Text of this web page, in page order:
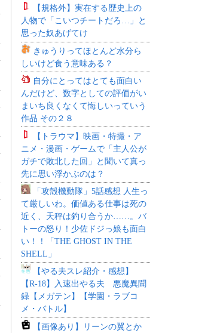
【規格外】実在する歴史上の
人物で「こいつチートだろ…」と
思った奴あげてけ
きゅうりってほとんど水分ら
しいけど食う意味ある？
自分にとってはとても面白い
んだけど、数字としての評価がい
まいち良くなくて悔しいっていう
作品 その２８
【トラウマ】映画・特撮・ア
ニメ・漫画・ゲームで「主人公が
ガチで敗北した回」と聞いて真っ
先に思い浮かぶのは？
「攻殻機動隊」5話感想 人生っ
て厳しいわ。価値ある仕事は死の
近く、天秤は釣り合うか……。バ
トーの怒り！少佐ドジっ娘も面白
い！！「THE GHOST IN THE
SHELL」
【やる夫スレ紹介・感想】
【R-18】入速出やる夫 悪魔異聞
録【メガテン】【学園・ラブコ
メ・バトル】
【画像あり】リーンの翼とか